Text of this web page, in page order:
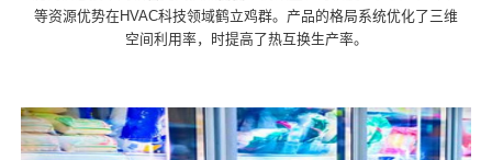
等资源优势在HVAC科技领域鹤立鸡群。产品的格局系统优化了三维
空间利用率，时提高了热互换生产率。